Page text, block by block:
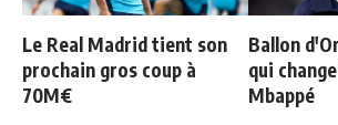
Le Real Madrid tient son
prochain gros coup à
70M€
Ballon
qui
Mbappé